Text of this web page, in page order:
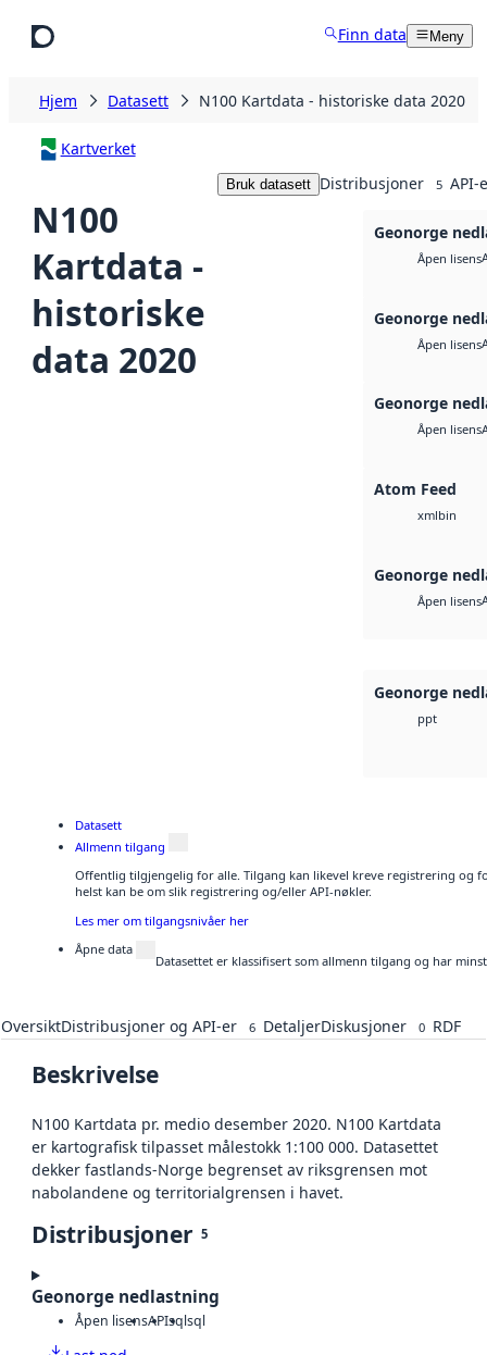
Finn data Meny
Hjem Datasett N100 Kartdata - historiske data 2020
Kartverket
N100
Kartdata -
historiske
data 2020
Bruk datasett Distribusjoner 5 API-
Geonorge
Åpen lisens
Geonorge
Åpen lisens
Geonorge
Åpen lisens
Atom Feed
xmlbin
Geonorge
Åpen lisens
Geonorge
ppt
Datasett
Allmenn tilgang
Offentlig tilgjengelig for alle. Tilgang kan likevel kreve registrering og
helst kan be om slik registrering og/eller API-nøkler.
Les mer om tilgangsnivåer her
Åpne data
Datasettet er klassifisert som allmenn tilgang og har
OversiktDistribusjoner og API-er 6 DetaljerDiskusjoner 0 RDF
Beskrivelse
N100 Kartdata pr. medio desember 2020. N100 Kartdata
er kartografisk tilpasset målestokk 1:100 000. Datasettet
dekker fastlands-Norge begrenset av riksgrensen mot
nabolandene og territorialgrensen i havet.
Distribusjoner 5
Geonorge nedlastning
Åpen lisensAPIsqlsql